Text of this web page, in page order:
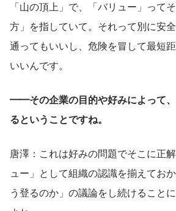
「山の頂上」で、「バリュー」って
方」を指していて。それって別に安
通ってもいいし、危険を冒して最短
いいんです。
━━その企業の目的や好みによって、
るということですね。
唐澤：これは好みの問題でそこに正
ュー」として組織の認識を揃えてお
う登るのか」の議論をし続けること